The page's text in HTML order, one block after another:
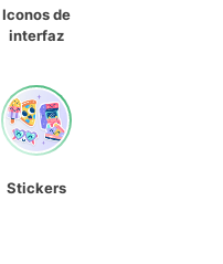
Iconos de
interfaz
Stickers